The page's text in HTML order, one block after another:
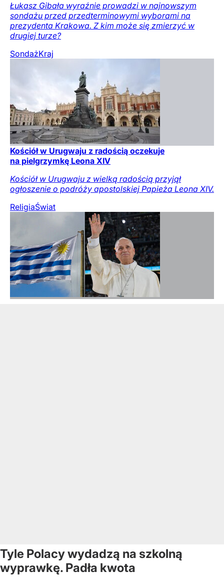
Łukasz Gibała wyraźnie prowadzi w najnowszym
sondażu przed przedterminowymi wyborami na
prezydenta Krakowa. Z kim może się zmierzyć w
drugiej turze?
SondażKraj
Kościół w Urugwaju z radością oczekuje
na pielgrzymkę Leona XIV
Kościół w Urugwaju z wielką radością przyjął
ogłoszenie o podróży apostolskiej Papieża Leona XIV.
ReligiaŚwiat
Tyle Polacy wydadzą na szkolną
wyprawkę. Padła kwota